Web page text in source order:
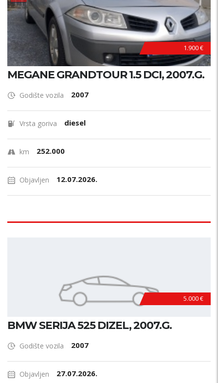
1.900 €
MEGANE GRANDTOUR 1.5 DCI, 2007.G.
Godište vozila 2007
Vrsta goriva diesel
km 252.000
Objavljen 12.07.2026.
5.000 €
BMW SERIJA 525 DIZEL, 2007.G.
Godište vozila 2007
Objavljen 27.07.2026.